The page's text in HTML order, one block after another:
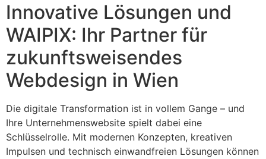
Innovative Lösungen und
WAIPIX: Ihr Partner für
zukunftsweisendes
Webdesign in Wien
Die digitale Transformation ist in vollem Gange – und
Ihre Unternehmenswebsite spielt dabei eine
Schlüsselrolle. Mit modernen Konzepten, kreativen
Impulsen und technisch einwandfreien Lösungen können